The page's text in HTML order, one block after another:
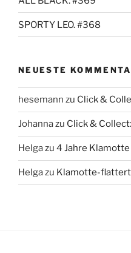
SPORTY LEO. #368
NEUESTE
hesemann zu Click &
Johannazu Click &
Helgazu 4 Jahre Klamotte
Helgazu Klamotte-